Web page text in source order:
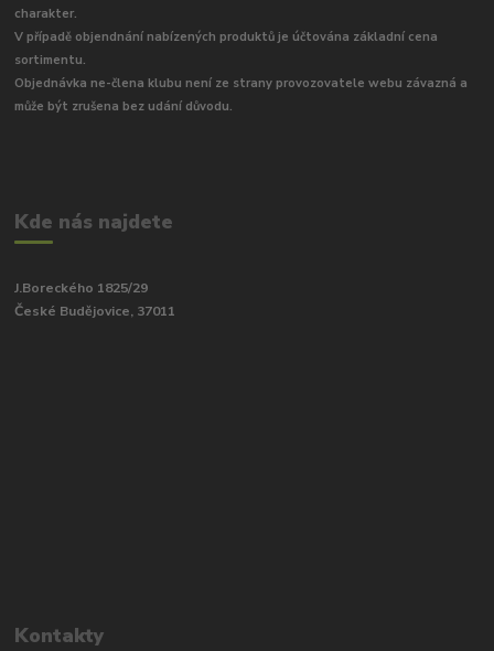
charakter.
V případě objendnání nabízených produktů je účtována základní cena
sortimentu.
Objednávka ne-člena klubu není ze strany provozovatele webu závazná a
může být zrušena bez udání důvodu.
Kde nás najdete
J.Boreckého 1825/29
České Budějovice, 37011
Kontakty